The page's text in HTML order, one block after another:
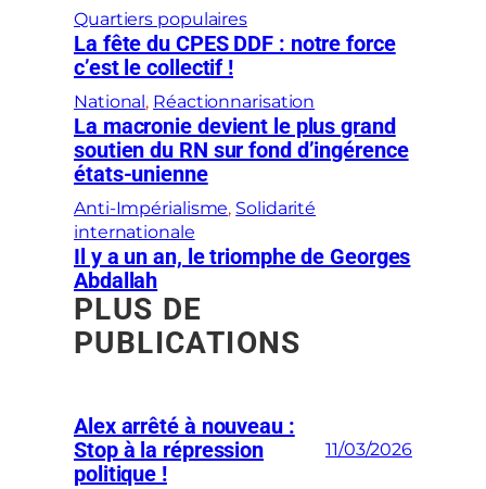
Quartiers populaires
La fête du CPES DDF : notre force
c’est le collectif !
National , Réactionnarisation
La macronie devient le plus grand
soutien du RN sur fond d’ingérence
états-unienne
Anti-Impérialisme, Solidarité
internationale
Il y a un an, le triomphe de Georges
Abdallah
PLUS DE
PUBLICATIONS
Alex arrêté à nouveau :
Stop à la répression
politique !
11/03/2026